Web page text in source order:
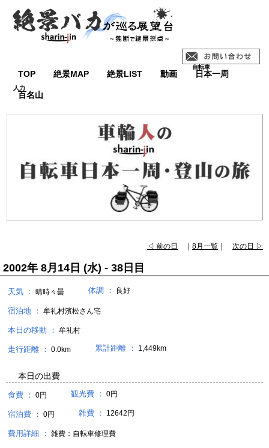
TOP 絶景MAP 絶景LIST 動画 日本一周
百名山
◁ 前の日 8月一覧 次の日 ▷
2002年 8月14日 (水) - 38日目
天気 ： 晴時々曇 体調 ： 良好
宿泊地 ： 牟礼村濱松さん宅
本日の移動 ： 牟礼村
走行距離 ： 0.0km 累計距離 ： 1,449km
本日の出費
食費 ： 0円 観光費 ： 0円
宿泊費 ： 0円 雑費 ： 12642円
費用詳細 ： 雑費：自転車修理費